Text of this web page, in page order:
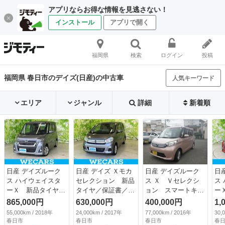
アプリならお得な情報を見逃さない！
インストール アプリで開く
福岡県 検索 ログイン 投稿
福岡県 春日市のデイズ(日産)の中古車 人気キーワード
エリア ジャンル 詳細 新着順
日産 デイズルーク
ス ハイウェイスタ
ーＸ 新品タイヤ／
純正 ＳＤナビ／エ
マージェンシーブレ
ーキ／電動スライド
865,000円
55,000km / 2018年
春日市
日産 デイズ Ｘモカ
セレクション 新品
タイヤ／保証書／衝
突安全装置／アラウ
ンドビューモニター
／ドライブレコーダ
630,000円
24,000km / 2017年
春日市
日産 デイズルーク
ス Ｘ Ｖセレクシ
ョン スマートキ
ー 両側電動スライ
ド （検9.10）
400,000円
77,000km / 2016年
春日市
日
ス
ー
ン
証
ビ
春